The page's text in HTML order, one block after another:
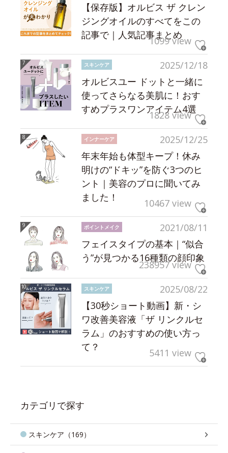
【保存版】オルビス ザ クレン
ジングオイルのすべてをこの
記事で｜人気記事まとめ
1099 view
2025/12/18
スキンケア
オルビスユー ドットと一緒に
使ってさらなる美肌に！おす
すめプラスワンアイテム4選
1828 view
2025/12/25
インナーケア
年末年始も体型キープ！休み
明けの“ドキッ”を防ぐ3つのヒ
ント｜美容のプロに聞いてみ
ました！
10467 view
2021/08/11
ポイントメイク
フェイスタイプの基本｜“似合
う”が見つかる16種類の顔印象
238957 view
2025/08/22
スキンケア
【30秒ショート動画】新・シ
ワ改善美容液「ザ リンクルセ
ラム」のおすすめの使い方っ
て？
5411 view
カテゴリで探す
スキンケア（169）